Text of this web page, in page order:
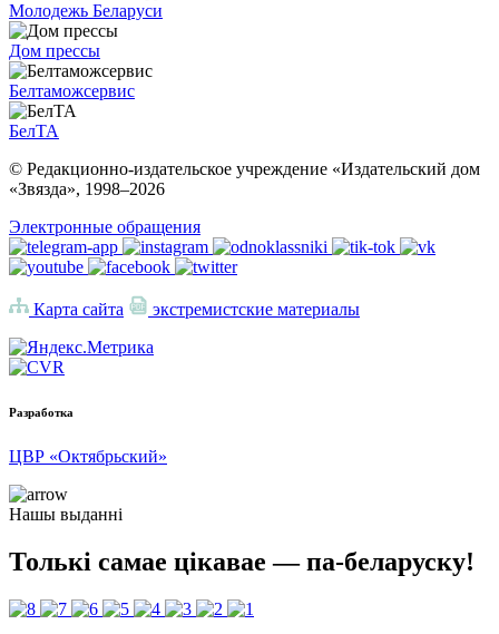
Молодежь Беларуси
Дом прессы
Белтаможсервис
БелТА
© Редакционно-издательское учреждение «Издательский дом
«Звязда», 1998–2026
Электронные обращения
Карта сайта экстремистские материалы
Разработка
ЦВР «Октябрьский»
Нашы выданні
Толькі самае цікавае — па-беларуску!